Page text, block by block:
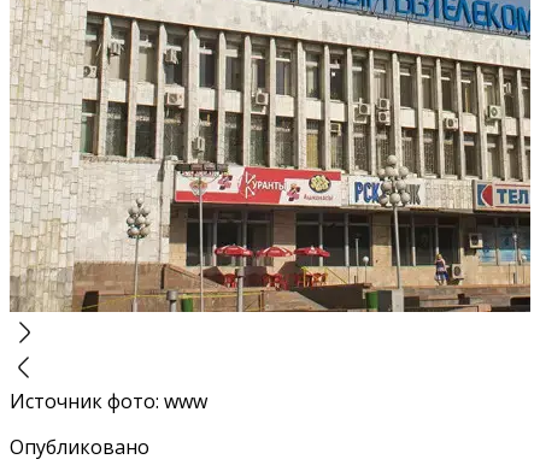
Источник фото: www
Опубликовано